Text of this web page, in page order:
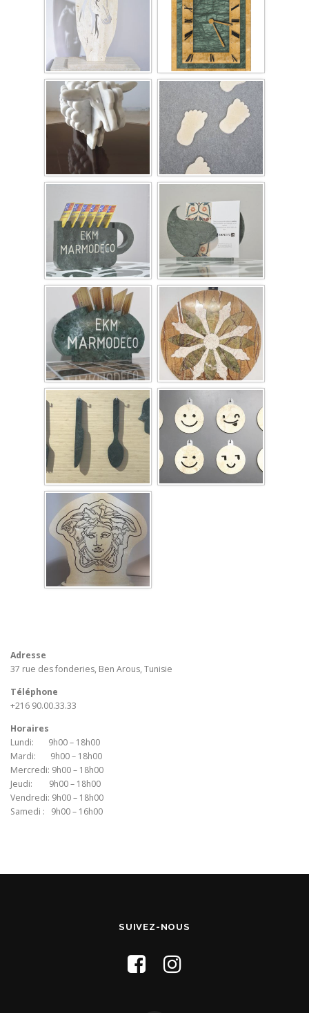
Adresse
37 rue des fonderies, Ben Arous, Tunisie
Téléphone
+216 90.00.33.33
Horaires
Lundi: 9h00 – 18h00
Mardi: 9h00 – 18h00
Mercredi: 9h00 – 18h00
Jeudi: 9h00 – 18h00
Vendredi: 9h00 – 18h00
Samedi : 9h00 – 16h00
SUIVEZ-NOUS